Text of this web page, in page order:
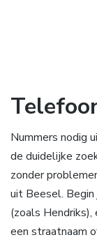
Nummers nodig
de duidelijke
zonder
uit Beesel.
(zoals Hendriks),
een straatnaam